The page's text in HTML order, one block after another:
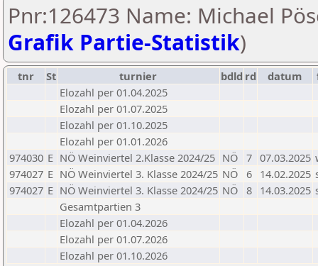
Pnr:126473 Name: Michael
Grafik Partie-Statistik)
tnr St turnier bdld rd datum
Elozahl per 01.04.2025
Elozahl per 01.07.2025
Elozahl per 01.10.2025
Elozahl per 01.01.2026
974030 E NÖ Weinviertel 2.Klasse 2024/25 NÖ 7 07.03.2025
974027 E NÖ Weinviertel 3. Klasse 2024/25 NÖ 6 14.02.2025
974027 E NÖ Weinviertel 3. Klasse 2024/25 NÖ 8 14.03.2025
Gesamtpartien 3
Elozahl per 01.04.2026
Elozahl per 01.07.2026
Elozahl per 01.10.2026